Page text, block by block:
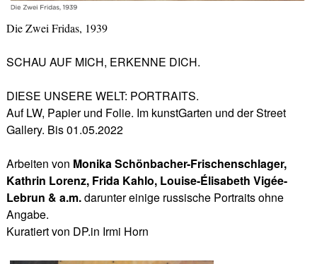
Die Zwei Fridas, 1939
SCHAU AUF MICH, ERKENNE DICH.
DIESE UNSERE WELT: PORTRAITS.
Auf LW, Papier und Folie. Im kunstGarten und der Street
Gallery. Bis 01.05.2022
Arbeiten von Monika Schönbacher-Frischenschlager,
Kathrin Lorenz, Frida Kahlo, Louise-Élisabeth Vigée-
Lebrun & a.m.darunter einige russische Portraits ohne
Angabe.
Kuratiert von DP.in Irmi Horn